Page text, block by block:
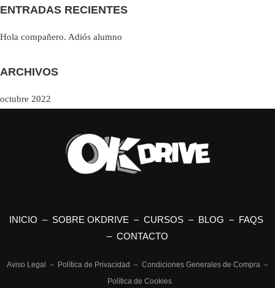
ENTRADAS RECIENTES
Hola compañero. Adiós alumno
ARCHIVOS
octubre 2022
INICIO – SOBRE OKDRIVE – CURSOS – BLOG – FAQS
– CONTACTO
Aviso Legal – Política de Privacidad – Condiciones Generales de Compra –
Política de Cookies